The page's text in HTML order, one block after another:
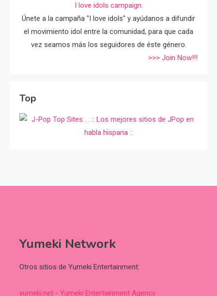
I love idols campaign.
Únete a la campaña "I love idols" y ayúdanos a difundir
el movimiento idol entre la comunidad, para que cada
vez seamos más los seguidores de éste género.
>>> Join Now!!!
Top
Yumeki Network
Otros sitios de Yumeki Entertainment:
yumeki.net - Yumeki Entertainment Agency